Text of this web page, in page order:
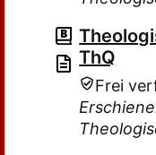
ThQ
Frei